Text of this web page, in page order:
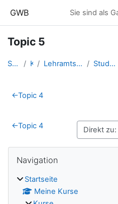
GWB Sie sind als
Topic 5
Startseite Kurse Lehramtsausbildung GW im Clust... Studentische Lernkurse
Abschnittsübersicht
←Topic 4
←Topic 4
Navigation
Startseite
Meine Kurse